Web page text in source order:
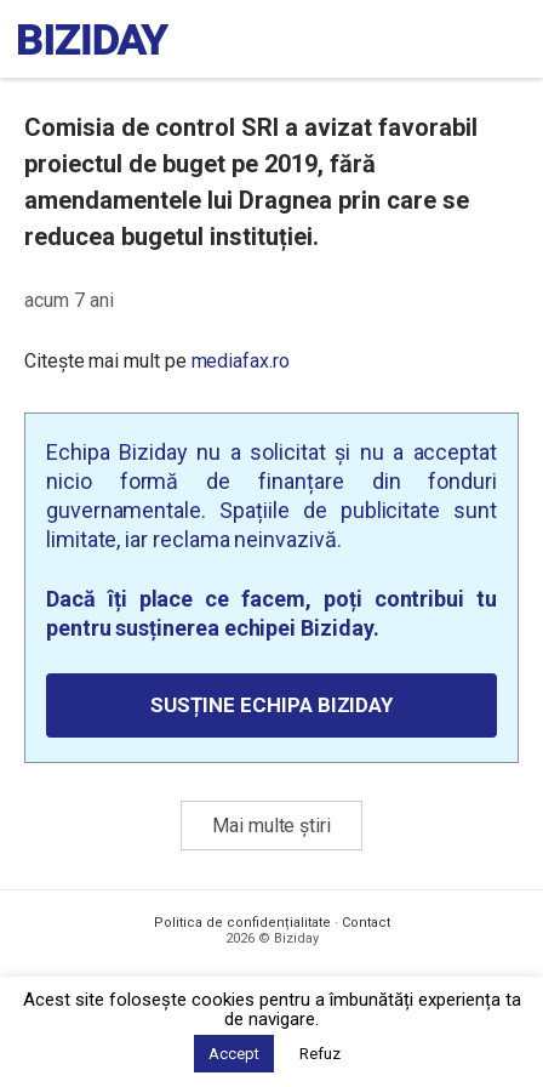
Comisia de control SRI a avizat favorabil
proiectul de buget pe 2019, fără
amendamentele lui Dragnea prin care se
reducea bugetul instituției.
acum 7 ani
Citește mai mult pe mediafax.ro
Echipa Biziday nu a solicitat și nu a acceptat
nicio formă de finanțare din fonduri
guvernamentale. Spațiile de publicitate sunt
limitate, iar reclama neinvazivă.
Dacă îți place ce facem, poți contribui tu
pentru susținerea echipei Biziday.
SUSȚINE ECHIPA BIZIDAY
Mai multe știri
Politica de confidențialitate · Contact
2026 © Biziday
Acest site foloseşte cookies pentru a îmbunătăți experiența ta
de navigare.
Accept Refuz